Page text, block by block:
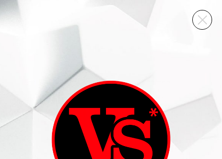
ВИННЫЙ СКЛАД